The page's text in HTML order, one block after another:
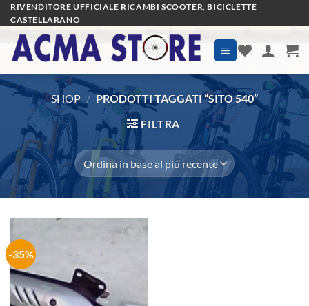
Salta
ai
contenuti
RIVENDITORE UFFICIALE RICAMBI SCOOTER, BICICLETTE
CASTELLARANO
SHOP / PRODOTTI TAGGATI “SITO 540”
FILTRA
-35%